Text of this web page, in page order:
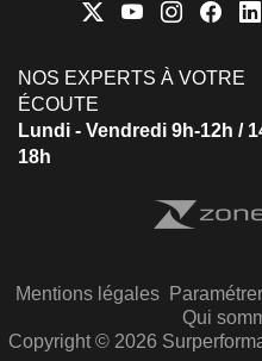
NOS EXPERTS À VOTRE
ÉCOUTE
Lundi - Vendredi 9h-12h /
18h
Mentions légales
Qui
Copyright © 2026